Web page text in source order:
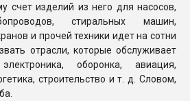
счет изделий из него для насосов,
стиральных машин,
и прочей техники идет на сотни
отрасли, которые обслуживает
оборонка, авиация,
строительство и т. д. Словом,